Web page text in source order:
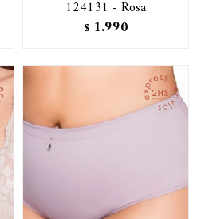
124131 - Rosa
$ 1.990